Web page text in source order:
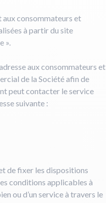
aux consommateurs et
à partir du site
».
aux consommateurs et
de la Société afin de
peut contacter le service
suivante :
de fixer les dispositions
conditions applicables à
ou d’un service à travers le